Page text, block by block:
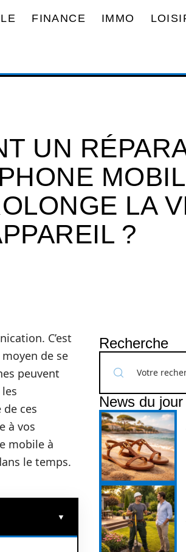
FINANCE IMMO
UN
LA
?
C’est
de se
peuvent
ces
à vos
mobile à
le temps.
Recherche
News du jour